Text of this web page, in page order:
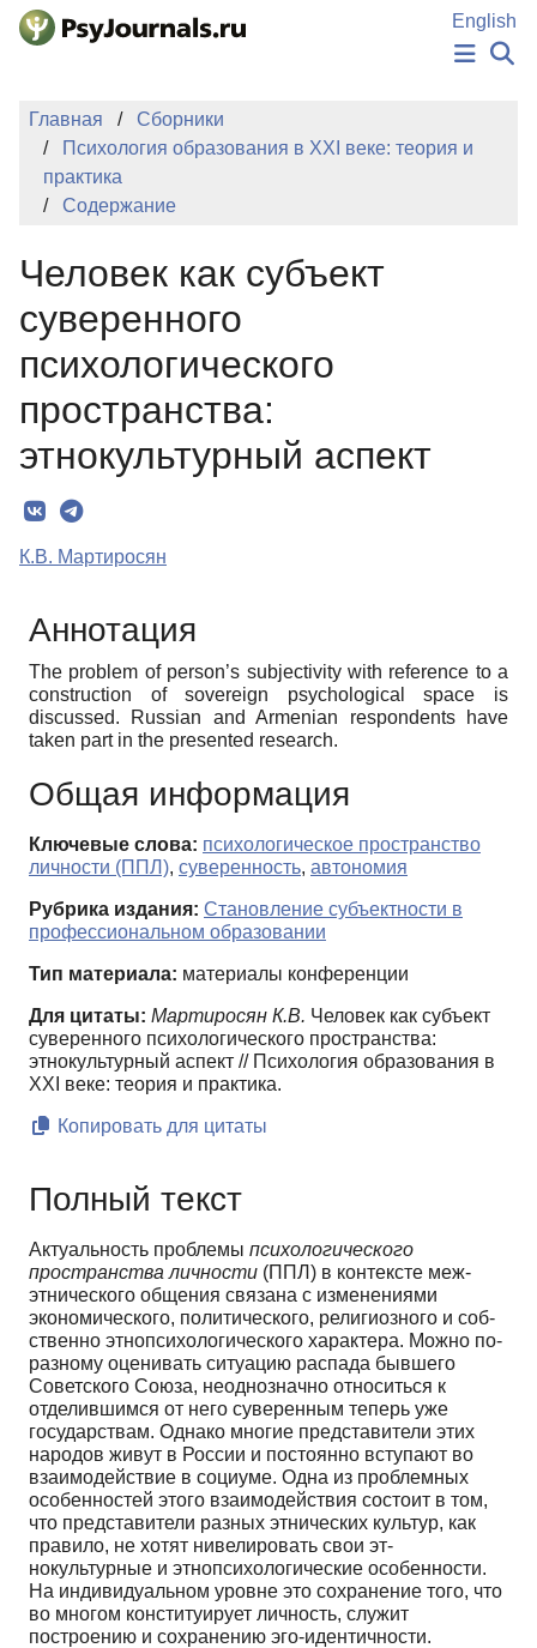
Перейти к основному содержанию
English
НОВОСТИ
ИЗДАНИЯ
Регистрация
Главная
Сборники
Психология образования в XXI веке: теория и
практика
Содержание
Человек как субъект
суверенного
психологического
пространства:
этнокультурный аспект
К.В. Мартиросян
Аннотация
The problem of person’s subjectivity with reference to a
construction of sovereign psychological space is
discussed. Russian and Armenian respondents have
taken part in the presented research.
Общая информация
Ключевые слова: психологическое пространство
личности (ППЛ), суверенность, автономия
Рубрика издания: Становление субъектности в
профессиональном образовании
Тип материала: материалы конференции
Для цитаты: Мартиросян К.В. Человек как субъект
суверенного психологического пространства:
этнокультурный аспект // Психология образования в
XXI веке: теория и практика.
Копировать для цитаты
Полный текст
Актуальность проблемы психологического
пространства личности (ППЛ) в контексте меж­
этнического общения связана с изменениями
экономического, политического, религиозного и соб­
ственно этнопсихологического характера. Можно по-
разному оценивать ситуацию распада бывше­го
Советского Союза, неоднозначно относиться к
отделившимся от него суверенным теперь уже
государствам. Однако многие представители этих
народов живут в России и постоянно вступают во
взаимодействие в социуме. Одна из проблемных
особенностей этого взаимодействия состоит в том,
что представители разных этнических культур, как
правило, не хотят нивелировать свои эт­
нокультурные и этнопсихологические особенности.
На индивидуальном уровне это сохранение того, что
во многом конституирует личность, служит
построению и сохранению эго-идентичности.